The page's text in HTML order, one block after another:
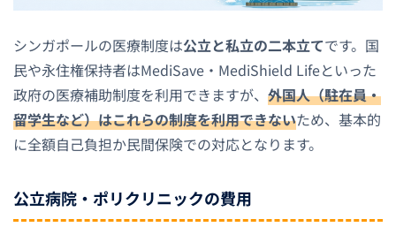
シンガポールの医療制度は公立と私立の二本立てです。国
民や永住権保持者はMediSave・MediShield Lifeといった
政府の医療補助制度を利用できますが、 外国人（駐在員・
留学生など）はこれらの制度を利用できないため、基本的
に全額自己負担か民間保険での対応となります。
公立病院・ポリクリニックの費用